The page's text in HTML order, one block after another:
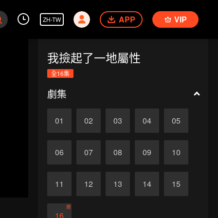
ZH-TW APP VIP
我撿起了一地屬性
全16集
劇集
01 02 03 04 05
06 07 08 09 10
11 12 13 14 15
16
終